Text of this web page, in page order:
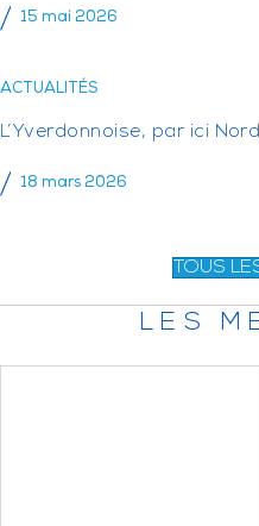
15 mai 2026
ACTUALITÉS
L’Yverdonnoise, par ici
18 mars 2026
TOUS
LES